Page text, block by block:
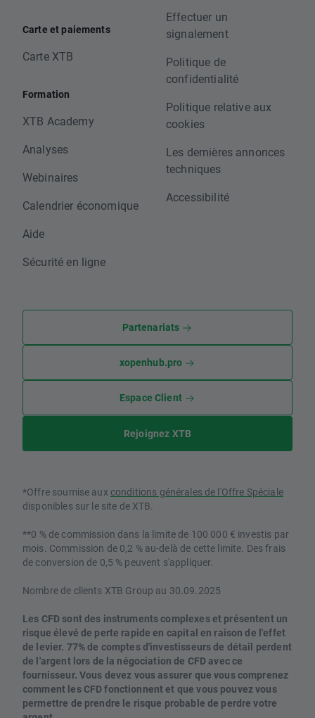
Carte et paiements
Carte XTB
Formation
XTB Academy
Analyses
Webinaires
Calendrier économique
Aide
Sécurité en ligne
Effectuer un
signalement
Politique de
confidentialité
Politique relative aux
cookies
Les dernières annonces
techniques
Accessibilité
Partenariats
xopenhub.pro
Espace Client
Rejoignez XTB
*Offre soumise aux conditions générales de l'Offre Spéciale
disponibles sur le site de XTB.
**0 % de commission dans la limite de 100 000 € investis par
mois. Commission de 0,2 % au-delà de cette limite. Des frais
de conversion de 0,5 % peuvent s'appliquer.
Nombre de clients XTB Group au 30.09.2025
Les CFD sont des instruments complexes et présentent un
risque élevé de perte rapide en capital en raison de l'effet
de levier. 77% de comptes d'investisseurs de détail perdent
de l'argent lors de la négociation de CFD avec ce
fournisseur. Vous devez vous assurer que vous comprenez
comment les CFD fonctionnent et que vous pouvez vous
permettre de prendre le risque probable de perdre votre